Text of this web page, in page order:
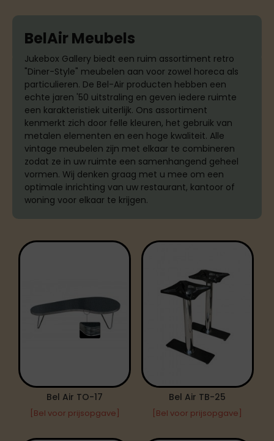
BelAir Meubels
Jukebox Gallery biedt een ruim assortiment retro
"Diner-Style" meubelen aan voor zowel horeca als
particulieren. De Bel-Air producten hebben een
echte jaren '50 uitstraling en geven iedere ruimte
een karakteristiek uiterlijk. Ons assortiment
kenmerkt zich door felle kleuren, het gebruik van
metalen elementen en een hoge kwaliteit. Alle
vintage meubelen zijn met elkaar te combineren
zodat ze in uw ruimte een samenhangend geheel
vormen. Wij denken graag met u mee om een
optimale inrichting van uw restaurant, kantoor of
woning voor elkaar te krijgen.
Bel Air TO-17
[Bel voor prijsopgave]
Bel Air TB-25
[Bel voor prijsopgave]